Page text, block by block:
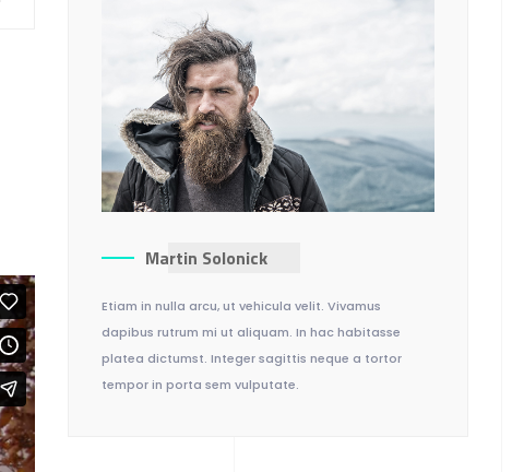
Martin Solonick
Etiam in nulla arcu, ut vehicula velit. Vivamus
dapibus rutrum mi ut aliquam. In hac habitasse
platea dictumst. Integer sagittis neque a tortor
tempor in porta sem vulputate.